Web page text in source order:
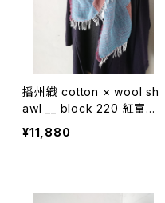
播州織 cotton × wool sh
awl __ block 220 紅富士
W
¥11,880